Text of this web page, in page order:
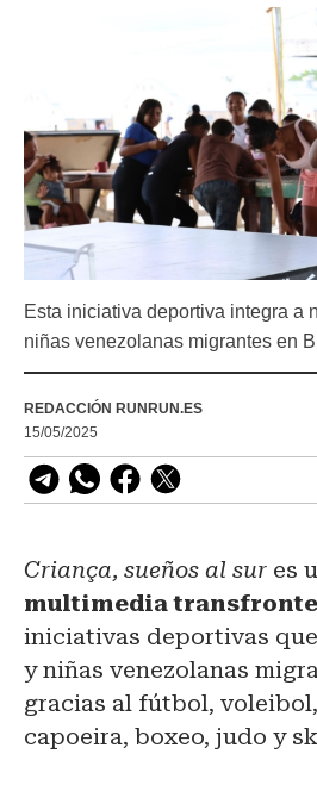
Esta iniciativa deportiva integra a
niñas venezolanas migrantes en
REDACCIÓN RUNRUN.ES
15/05/2025
Criança, sueños al sur es
multimedia
iniciativas deportivas
y niñas venezolanas
gracias al fútbol,
capoeira, boxeo, judo y